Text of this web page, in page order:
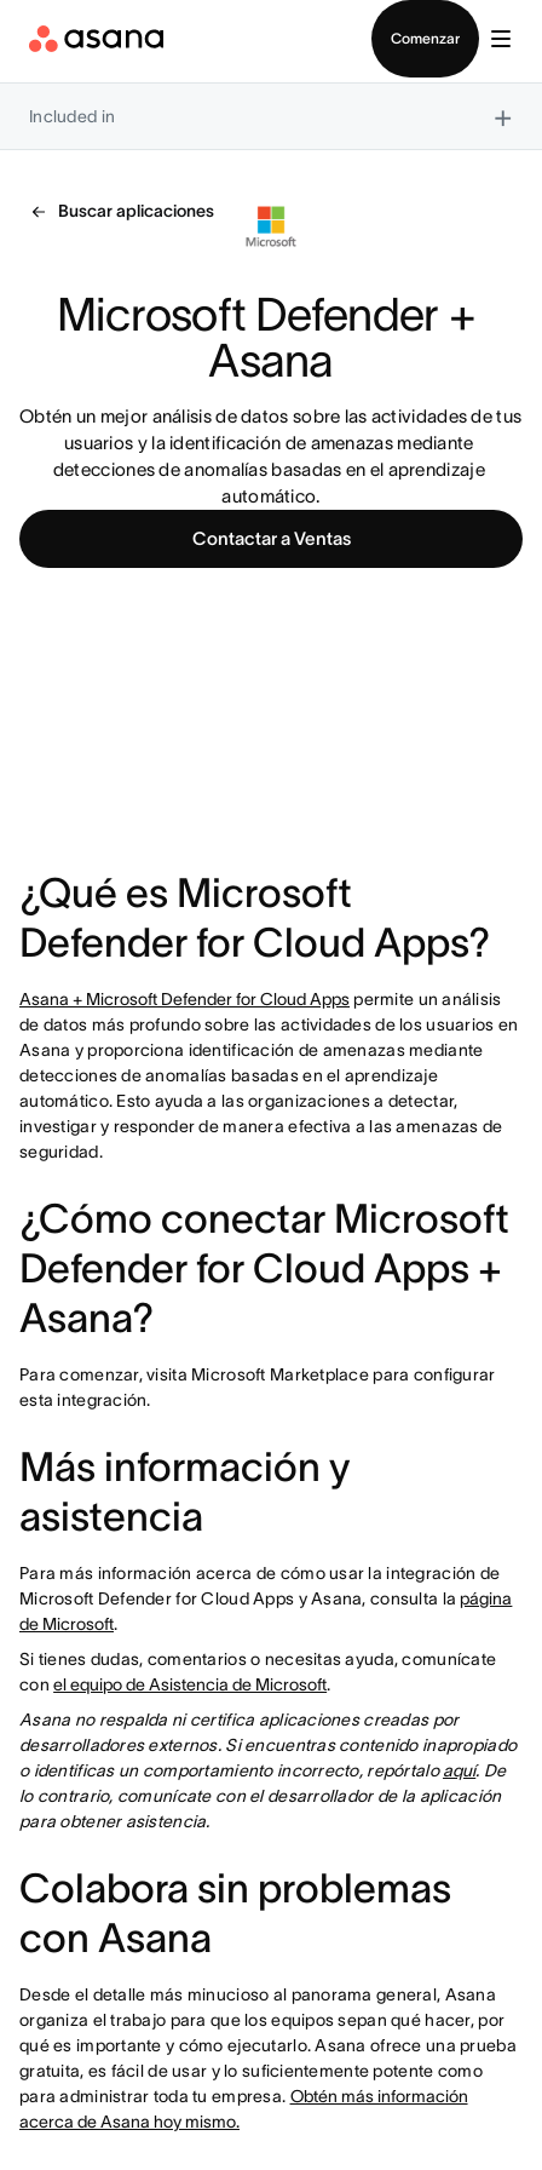
Comenzar
Included in ×
Buscar aplicaciones
Microsoft Defender +
Asana
Obtén un mejor análisis de datos sobre las actividades de tus
usuarios y la identificación de amenazas mediante
detecciones de anomalías basadas en el aprendizaje
automático.
Contactar a Ventas
¿Qué es Microsoft
Defender for Cloud Apps?
Asana + Microsoft Defender for Cloud Appspermite un análisis
de datos más profundo sobre las actividades de los usuarios en
Asana y proporciona identificación de amenazas mediante
detecciones de anomalías basadas en el aprendizaje
automático. Esto ayuda a las organizaciones a detectar,
investigar y responder de manera efectiva a las amenazas de
seguridad.
¿Cómo conectar Microsoft
Defender for Cloud Apps +
Asana?
Para comenzar, visita Microsoft Marketplace para configurar
esta integración.
Más información y
asistencia
Para más información acerca de cómo usar la integración de
Microsoft Defender for Cloud Apps y Asana, consulta lapágina
de Microsoft.
Si tienes dudas, comentarios o necesitas ayuda, comunícate
conel equipo de Asistencia de Microsoft.
Asana no respalda ni certifica aplicaciones creadas por
desarrolladores externos. Si encuentras contenido inapropiado
o identificas un comportamiento incorrecto, repórtaloaquí. De
lo contrario, comunícate con el desarrollador de la aplicación
para obtener asistencia.
Colabora sin problemas
con Asana
Desde el detalle más minucioso al panorama general, Asana
organiza el trabajo para que los equipos sepan qué hacer, por
qué es importante y cómo ejecutarlo. Asana ofrece una prueba
gratuita, es fácil de usar y lo suficientemente potente como
para administrar toda tu empresa. Obtén más información
acerca de Asana hoy mismo.